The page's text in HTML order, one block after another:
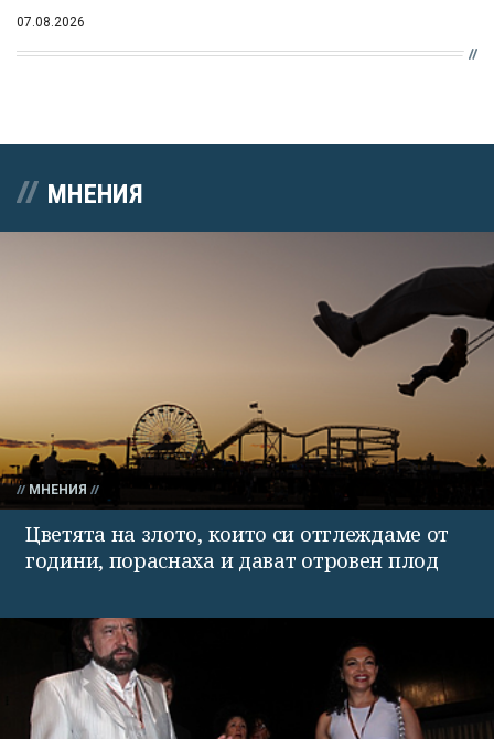
07.08.2026
МНЕНИЯ
МНЕНИЯ
Цветята на злото, които си отглеждаме от
години, пораснаха и дават отровен плод